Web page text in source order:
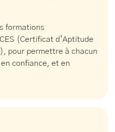
formations
(Certificat d’Aptitude
pour permettre à chacun
confiance, et en